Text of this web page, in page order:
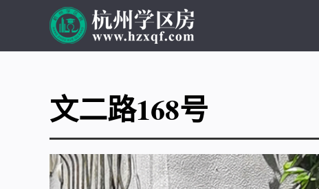
文二路168号